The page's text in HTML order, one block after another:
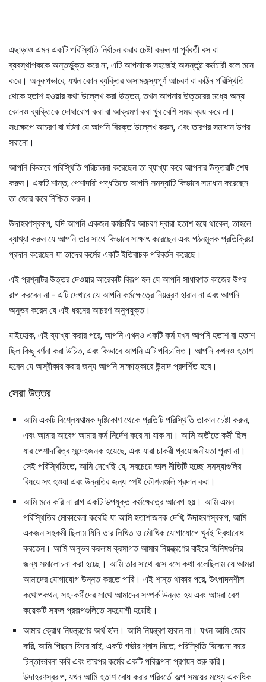
এছাড়াও এমন একটি পরিস্থিতি নির্বাচন করার চেষ্টা করুন যা পূর্ববর্তী বস বা
ব্যবস্থাপককে অন্তর্ভুক্ত করে না, এটি আপনাকে সহজেই অসন্তুষ্ট কর্মচারী বলে মনে
করে। অনুরূপভাবে, যখন কোন ব্যক্তির অসামঞ্জস্যপূর্ণ আচরণ বা কঠিন পরিস্থিতি
থেকে হতাশ হওয়ার কথা উল্লেখ করা উত্তম, তখন আপনার উত্তরের মধ্যে অন্য
কোনও ব্যক্তিকে দোষারোপ করা বা আক্রমণ করা খুব বেশি সময় ব্যয় করে না।
সংক্ষেপে আচরণ বা ঘটনা যে আপনি বিরক্ত উল্লেখ করুন, এবং তারপর সমাধান উপর
সরানো।
আপনি কিভাবে পরিস্থিতি পরিচালনা করেছেন তা ব্যাখ্যা করে আপনার উত্তরটি শেষ
করুন। একটি শান্ত, পেশাদারী পদ্ধতিতে আপনি সমস্যাটি কিভাবে সমাধান করেছেন
তা জোর করে নিশ্চিত করুন।
উদাহরণস্বরূপ, যদি আপনি একজন কর্মচারীর আচরণ দ্বারা হতাশ হয়ে থাকেন, তাহলে
ব্যাখ্যা করুন যে আপনি তার সাথে কিভাবে সাক্ষাৎ করেছেন এবং গঠনমূলক প্রতিক্রিয়া
প্রদান করেছেন যা তাদের কর্মের একটি ইতিবাচক পরিবর্তন করেছে।
এই প্রশ্নটির উত্তর দেওয়ার আরেকটি বিকল্প হল যে আপনি সাধারণত কাজের উপর
রাগ করবেন না - এটি দেখাবে যে আপনি কর্মক্ষেত্রে নিয়ন্ত্রণ হারান না এবং আপনি
অনুভব করেন যে এই ধরনের আচরণ অনুপযুক্ত।
যাইহোক, এই ব্যাখ্যা করার পরে, আপনি এখনও একটি কর্ম যখন আপনি হতাশ বা হতাশ
ছিল কিছু বর্ণনা করা উচিত, এবং কিভাবে আপনি এটি পরিচালিত। আপনি কখনও হতাশ
হবেন যে অস্বীকার করার জন্য আপনি সাক্ষাত্কারে উন্মাদ প্রদর্শিত হবে।
সেরা উত্তর
আমি একটি বিশ্লেষণাত্মক দৃষ্টিকোণ থেকে প্রতিটি পরিস্থিতি তাকান চেষ্টা করুন,
এবং আমার আবেগ আমার কর্ম নির্দেশ করে না যাক না। আমি অতীতে কর্মী ছিল
যার পেশাদারিত্ব সন্দেহজনক হয়েছে, এবং যারা চাকরী প্রয়োজনীয়তা পূরণ না।
সেই পরিস্থিতিতে, আমি দেখেছি যে, সবচেয়ে ভাল নীতিটি হচ্ছে সমস্যাগুলির
বিষয়ে সৎ হওয়া এবং উন্নতির জন্য স্পষ্ট কৌশলগুলি প্রদান করা।
আমি মনে করি না রাগ একটি উপযুক্ত কর্মক্ষেত্রে আবেগ হয়। আমি এমন
পরিস্থিতির মোকাবেলা করেছি যা আমি হতাশাজনক দেখি; উদাহরণস্বরূপ, আমি
একজন সহকর্মী ছিলাম যিনি তার লিখিত ও মৌখিক যোগাযোগে খুবই দ্বিধাবোধ
করতেন। আমি অনুভব করলাম ক্রমাগত আমার নিয়ন্ত্রণের বাইরে জিনিষগুলির
জন্য সমালোচনা করা হচ্ছে। আমি তার সাথে বসে বসে কথা বলেছিলাম যে আমরা
আমাদের যোগাযোগ উন্নত করতে পারি। এই শান্ত থাকার পরে, উৎপাদনশীল
কথোপকথন, সহ-কর্মীদের সাথে আমাদের সম্পর্ক উন্নত হয় এবং আমরা বেশ
কয়েকটি সফল প্রকল্পগুলিতে সহযোগী হয়েছি।
আমার ক্রোধ নিয়ন্ত্রণের অর্থ হ'ল। আমি নিয়ন্ত্রণ হারান না। যখন আমি জোর
করি, আমি পিছনে ফিরে যাই, একটি গভীর শ্বাস নিতে, পরিস্থিতি বিবেচনা করে
চিন্তাভাবনা করি এবং তারপর কর্মের একটি পরিকল্পনা প্রণয়ন শুরু করি।
উদাহরণস্বরূপ, যখন আমি হতাশ বোধ করার পরিবর্তে অল্প সময়ের মধ্যে একাধিক